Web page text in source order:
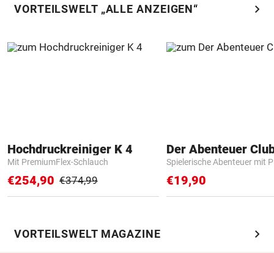
VORTEILSWELT „ALLE ANZEIGEN“ chevron_right
Hochdruckreiniger K 4
Mit PremiumFlex-Schlauch
€254,90 €374,99
Der Abenteuer
Spielerische Abenteuer mit
€19,90
VORTEILSWELT MAGAZINE chevron_right